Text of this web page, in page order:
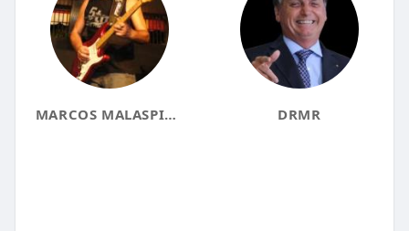
MARCOS MALASPINA DRMR